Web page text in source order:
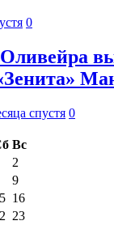
0
спустя 0
Вс
2
9
16
23